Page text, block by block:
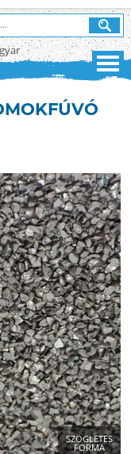
SZÖGLETES
FORMA